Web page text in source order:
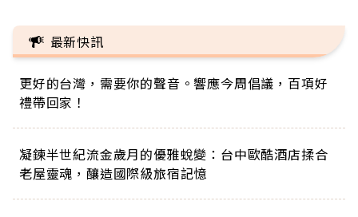
最新快訊
更好的台灣，需要你的聲音。響應今周倡議，百項好
禮帶回家！
凝鍊半世紀流金歲月的優雅蛻變：台中歐酷酒店揉合
老屋靈魂，釀造國際級旅宿記憶